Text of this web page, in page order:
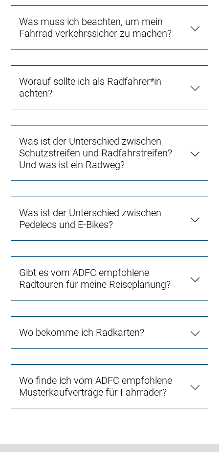
Was muss ich beachten, um mein
Fahrrad verkehrssicher zu machen?
Worauf sollte ich als Radfahrer*in
achten?
Was ist der Unterschied zwischen
Schutzstreifen und Radfahrstreifen?
Und was ist ein Radweg?
Was ist der Unterschied zwischen
Pedelecs und E-Bikes?
Gibt es vom ADFC empfohlene
Radtouren für meine Reiseplanung?
Wo bekomme ich Radkarten?
Wo finde ich vom ADFC empfohlene
Musterkaufverträge für Fahrräder?